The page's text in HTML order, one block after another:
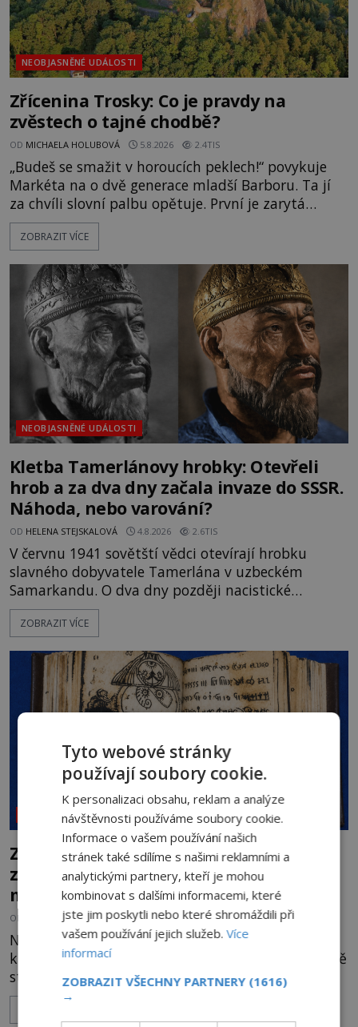
NEOBJASNĚNÉ UDÁLOSTI
Zřícenina Trosky: Co je pravdy na
zvěstech o tajné chodbě?
OD MICHAELA HOLUBOVÁ 5.8.2026 2.4TIS
„Budeš se smažit v horoucích peklech!“ povykuje
Markéta na o dvě generace mladší Barboru. Ta jí
za chvíli slovní palbu opětuje. První je zarytá
katolička, druhá přesvědčená kališnice. A každá z
nich se usídlí na jedné z věží slavného hradu
mezi vůdce protihusitského boje. Za manželku má
skutečně jistou
ZOBRAZIT VÍCE
NEOBJASNĚNÉ UDÁLOSTI
Kletba Tamerlánovy hrobky: Otevřeli
hrob a za dva dny začala invaze do SSSR.
Náhoda, nebo varování?
OD HELENA STEJSKALOVÁ 4.8.2026 2.6TIS
V červnu 1941 sovětští vědci otevírají hrobku
slavného dobyvatele Tamerlána v uzbeckém
Samarkandu. O dva dny později nacistické
Německo zahajuje operaci Barbarossa a napadá
Sovětský svaz. Shoda dat je natolik zarážející, že se
na legendě něco pravdy, nebo jde jen o fascinující
souhru okolností? Když antropolog Michail
Gerasimov (1907-1970) a
ZOBRAZIT VÍCE
NEOBJASNĚNÉ UDÁLOSTI
Záhada Rohoncského kodexu: Ukrývá
zapomenutý jazyk, tajnou šifru, nebo
mistrovský podvrh?
OD HELENA STEJSKALOVÁ 3.8.2026 2.9TIS
Na první pohled připomíná obyčejnou starou
knihu. Jakmile ji však otevřete, ocitnete se ve světě
stovek neznámých znaků, podivných ilustrací a
textu, který už téměř dvě století vzdoruje všem
Tyto webové stránky
používají soubory cookie.
K personalizaci obsahu, reklam a analýze
návštěvnosti používáme soubory cookie.
Informace o vašem používání našich
stránek také sdílíme s našimi reklamními a
analytickými partnery, kteří je mohou
kombinovat s dalšími informacemi, které
jste jim poskytli nebo které shromáždili při
vašem používání jejich služeb.Více
informací
ZOBRAZIT VŠECHNY PARTNERY (1616)
→